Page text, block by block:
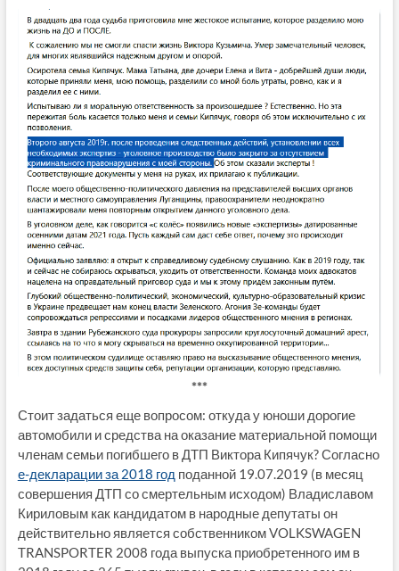
***
Стоит задаться еще вопросом: откуда у юноши дорогие
автомобили и средства на оказание материальной помощи
членам семьи погибшего в ДТП Виктора Кипячук? Согласно
е-декларации за 2018 год поданной 19.07.2019 (в месяц
совершения ДТП со смертельным исходом) Владиславом
Кириловым как кандидатом в народные депутаты он
действительно является собственником VOLKSWAGEN
TRANSPORTER 2008 года выпуска приобретенного им в